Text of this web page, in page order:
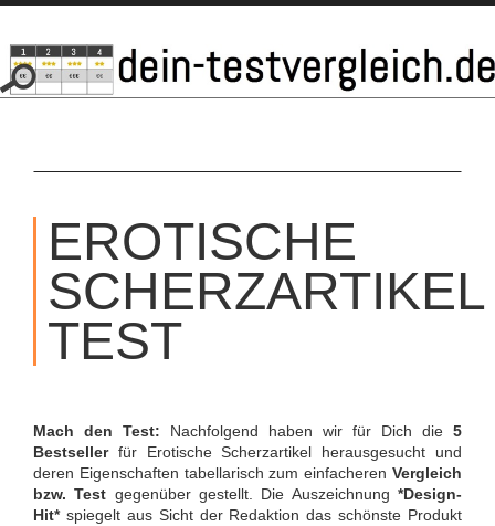
SKIP
CONTENT
EROTISCHE
SCHERZARTIKEL
TEST
Mach den Test: Nachfolgend haben wir für Dich die 5
Bestsellerfür Erotische Scherzartikel herausgesucht und
deren Eigenschaften tabellarisch zum einfacheren Vergleich
bzw. Test gegenüber gestellt. Die Auszeichnung*Design-
Hit*spiegelt aus Sicht der Redaktion das schönste Produkt